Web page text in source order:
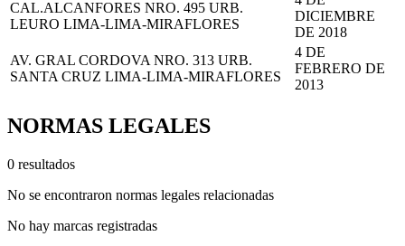
CAL.ALCANFORES NRO. 495 URB.
LEURO LIMA-LIMA-MIRAFLORES
DICIEMBRE
DE 2018
AV. GRAL CORDOVA NRO. 313 URB.
SANTA CRUZ LIMA-LIMA-MIRAFLORES
4 DE
FEBRERO DE
2013
NORMAS LEGALES
0 resultados
No se encontraron normas legales relacionadas
No hay marcas registradas